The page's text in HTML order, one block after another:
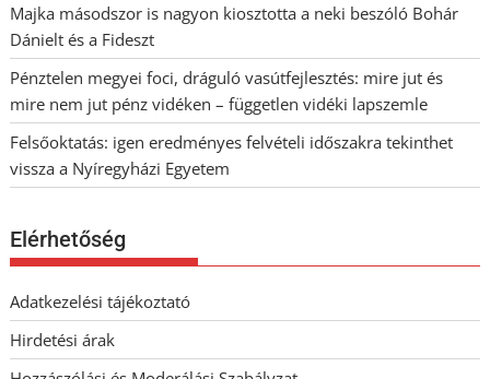
Majka másodszor is nagyon kiosztotta a neki beszóló Bohár
Dánielt és a Fideszt
Pénztelen megyei foci, dráguló vasútfejlesztés: mire jut és
mire nem jut pénz vidéken – független vidéki lapszemle
Felsőoktatás: igen eredményes felvételi időszakra tekinthet
vissza a Nyíregyházi Egyetem
Elérhetőség
Adatkezelési tájékoztató
Hirdetési árak